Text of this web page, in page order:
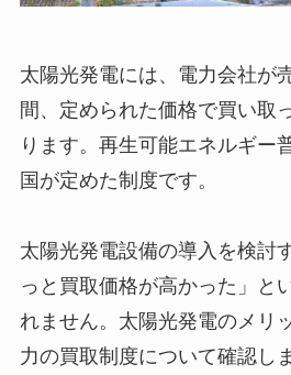
太陽光発電には、電力会社が
間、定められた価格で買い取
ります。再生可能エネルギー
国が定めた制度です。
太陽光発電設備の導入を検討
っと買取価格が高かった」と
れません。太陽光発電のメリ
力の買取制度について確認し